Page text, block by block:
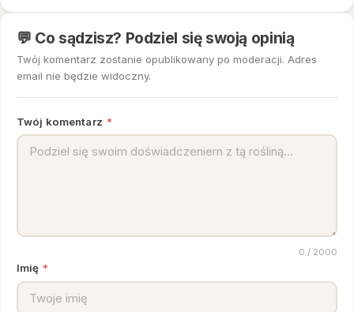
💬 Co sądzisz? Podziel się swoją opinią
Twój komentarz zostanie opublikowany po moderacji. Adres
email nie będzie widoczny.
Twój komentarz *
0 / 2000
Imię *